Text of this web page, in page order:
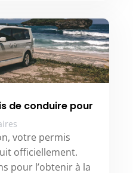
de conduire pour
votre permis
officiellement.
pour l’obtenir à la